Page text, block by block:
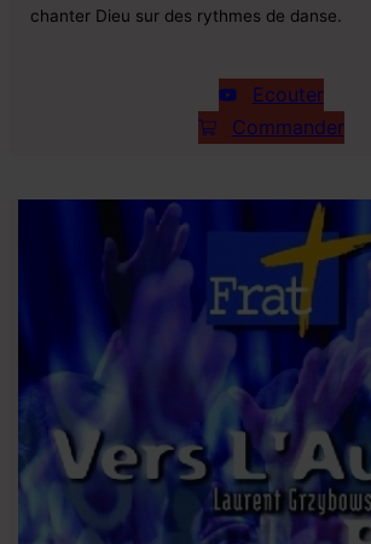
chanter Dieu sur des rythmes de danse.
Ecouter
Commander